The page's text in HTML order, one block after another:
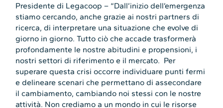
Presidente di Legacoop – “Dall’inizio dell’emergenza
stiamo cercando, anche grazie ai nostri partners di
ricerca, di interpretare una situazione che evolve di
giorno in giorno. Tutto ciò che accade trasformerà
profondamente le nostre abitudini e propensioni, i
nostri settori di riferimento e il mercato. Per
superare questa crisi occorre individuare punti fermi
e delineare scenari che permettano di assecondare
il cambiamento, cambiando noi stessi con le nostre
attività. Non crediamo a un mondo in cui le risorse